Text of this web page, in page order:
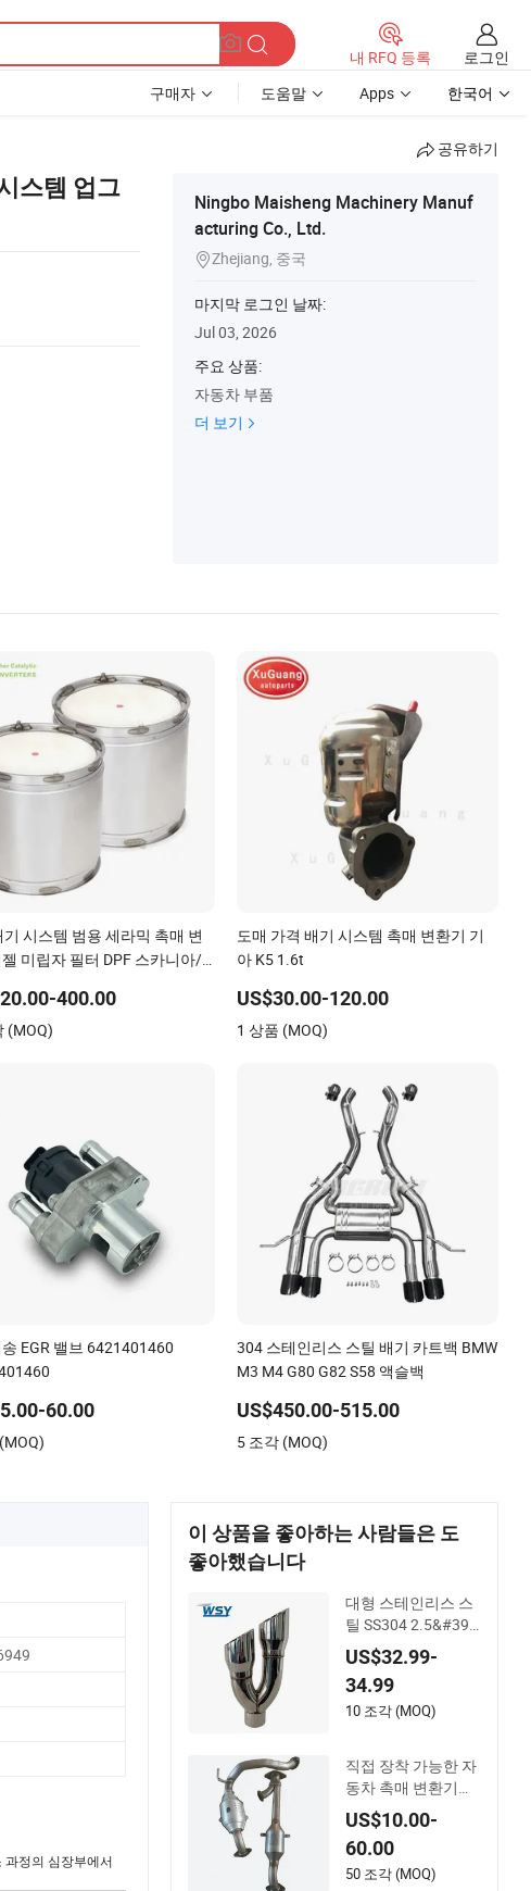
내 RFQ 등록
로그인
구매자 도움말 Apps 한국어
공유하기
스템 업그
Ningbo Maisheng Machinery Manuf
acturing Co., Ltd.
Zhejiang, 중국
마지막 로그인 날짜:
Jul 03, 2026
주요 상품:
자동차 부품
더 보기
기 시스템 범용 세라믹 촉매 변
미립자 필터 DPF 스카니아/
부품 400.00
(MOQ)
도매 가격 배기 시스템 촉매 변환기 기
아 K5 1.6t
US$30.00-120.00
1 상품 (MOQ)
EGR 밸브 6421401460
60.00
304 스테인리스 스틸 배기 카트백 BMW
M3 M4 G80 G82 S58 액슬백
US$450.00-515.00
5 조각 (MOQ)
정의 심장부에서
이 상품을 좋아하는 사람들은 도
좋아했습니다
대형 스테인리스 스
틸 SS304 2.5&#39;
&#39;/3&#39;&#3
9;/4&#39;&#39;/5&
#39;&#39; 인렛 4&#
39;&#39;/5&#39;&#
&#39; 듀얼 아울렛 1
6&#39;&#39;/17&#
39;&#39; 길이 배기
머플러 팁 자동차 트
럭 개조용
US$32.99-
34.99
10 조각 (MOQ)
직접 장착 가능한 자
동차 촉매 변환기를
판매하여 엔진 경고
등 문제를 해결하고
품질 보증을 제공합
니다
US$10.00-
60.00
50 조각 (MOQ)